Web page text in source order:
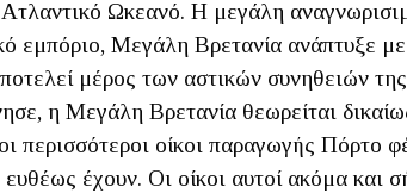
Ωκεανό. Η μεγάλη
εμπόριο, Μεγάλη Βρετανία ανάπτυξε
μέρος των αστικών συνηθειών
η Μεγάλη Βρετανία θεωρείται
περισσότεροι οίκοι παραγωγής Πόρτο
έχουν. Οι οίκοι αυτοί ακόμα και